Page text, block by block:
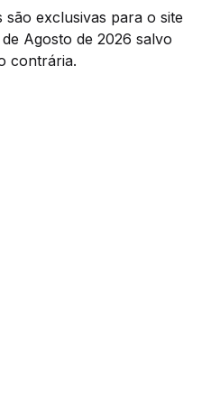
exclusivas para o site
Agosto de 2026 salvo
contrária.